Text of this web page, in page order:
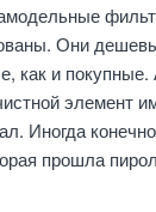
Они
как и
элемент
Иногда
прошла